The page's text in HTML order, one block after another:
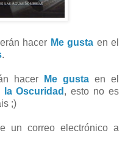
hacer Me gusta en el
.
hacer Me gusta en el
Oscuridad , esto no es
;)
un correo electrónico a